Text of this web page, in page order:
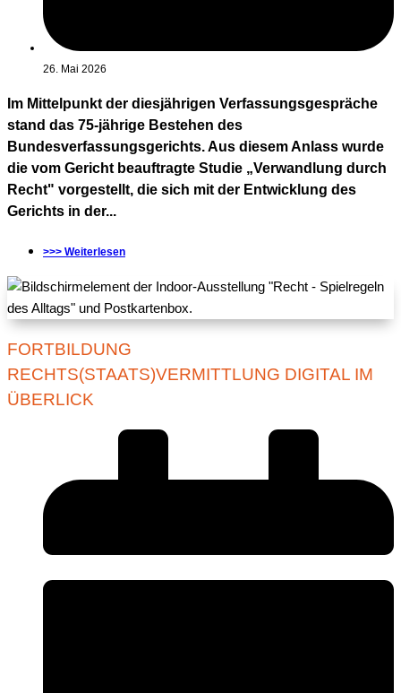
26. Mai 2026
Im Mittelpunkt der diesjährigen Verfassungsgespräche
stand das 75-jährige Bestehen des
Bundesverfassungsgerichts. Aus diesem Anlass wurde
die vom Gericht beauftragte Studie „Verwandlung durch
Recht" vorgestellt, die sich mit der Entwicklung des
Gerichts in der...
>>> Weiterlesen
FORTBILDUNG
RECHTS(STAATS)VERMITTLUNG DIGITAL IM
ÜBERLICK